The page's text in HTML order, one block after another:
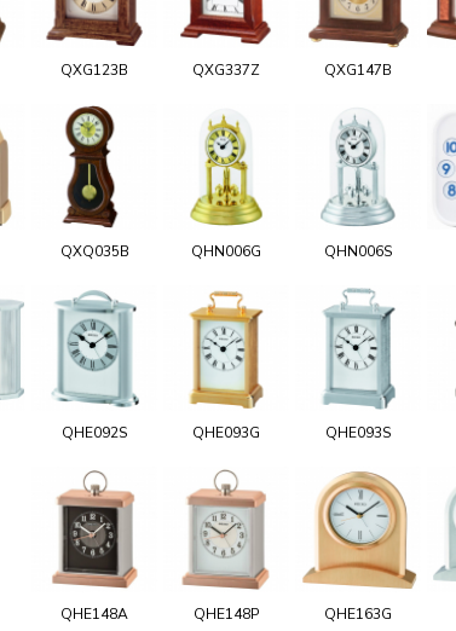
QXG123B QXG337Z QXG147B
QXQ035B QHN006G QHN006S
QHE092S QHE093G QHE093S
QHE148A QHE148P QHE163G